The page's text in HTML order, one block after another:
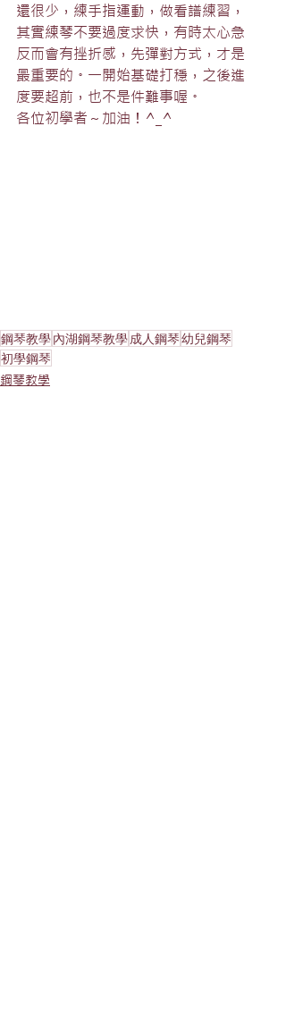
還很少，練手指運動，做看譜練習，
其實練琴不要過度求快，有時太心急
反而會有挫折感，先彈對方式，才是
最重要的。一開始基礎打穩，之後進
度要超前，也不是件難事喔。
各位初學者～加油！^_^
鋼琴教學內湖鋼琴教學成人鋼琴幼兒鋼琴
初學鋼琴
鋼琴教學